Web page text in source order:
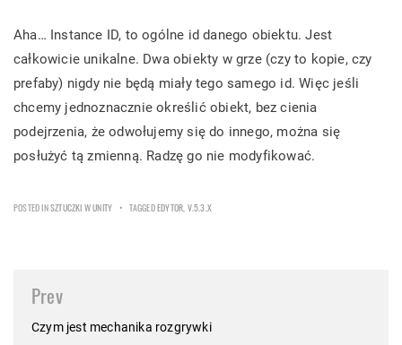
Aha… Instance ID, to ogólne id danego obiektu. Jest
całkowicie unikalne. Dwa obiekty w grze (czy to kopie, czy
prefaby) nigdy nie będą miały tego samego id. Więc jeśli
chcemy jednoznacznie określić obiekt, bez cienia
podejrzenia, że odwołujemy się do innego, można się
posłużyć tą zmienną. Radzę go nie modyfikować.
POSTED INSZTUCZKI W UNITY TAGGEDEDYTOR, V.5.3.X
Post
navigation
Prev
Czym jest mechanika rozgrywki